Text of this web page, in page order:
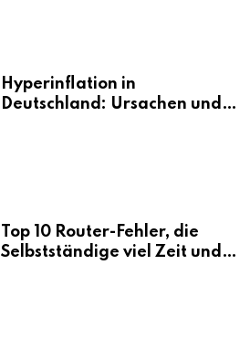
Hyperinflation in
Deutschland: Ursachen und
Top 10 Router-Fehler, die
Selbstständige viel Zeit und